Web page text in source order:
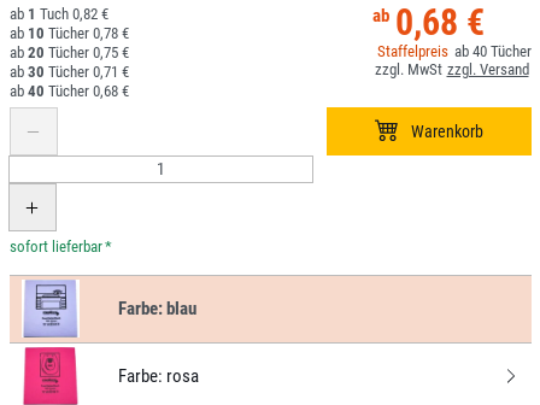
0,68 €
40
1
0,82 €
10
0,78 €
20
0,75 €
30
0,71 €
40
0,68 €
*
Farbe:blau
Farbe: rosa